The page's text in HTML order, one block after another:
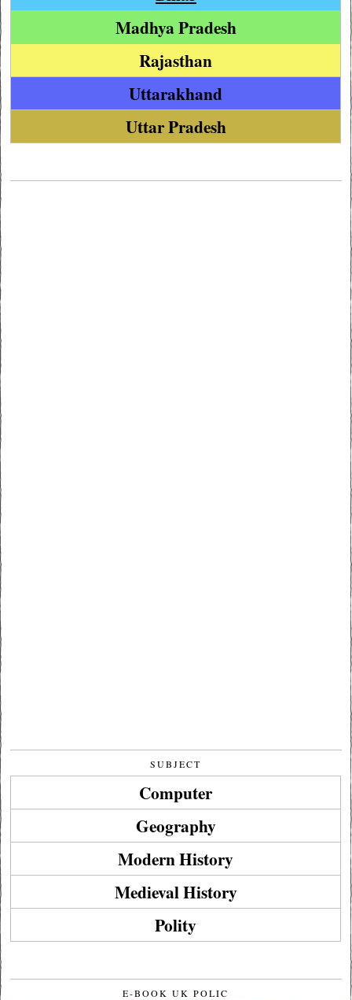
Madhya Pradesh
Rajasthan
Uttarakhand
Uttar Pradesh
SUBJECT
Computer
Geography
Modern History
Medieval History
Polity
E-BOOK UK POLIC